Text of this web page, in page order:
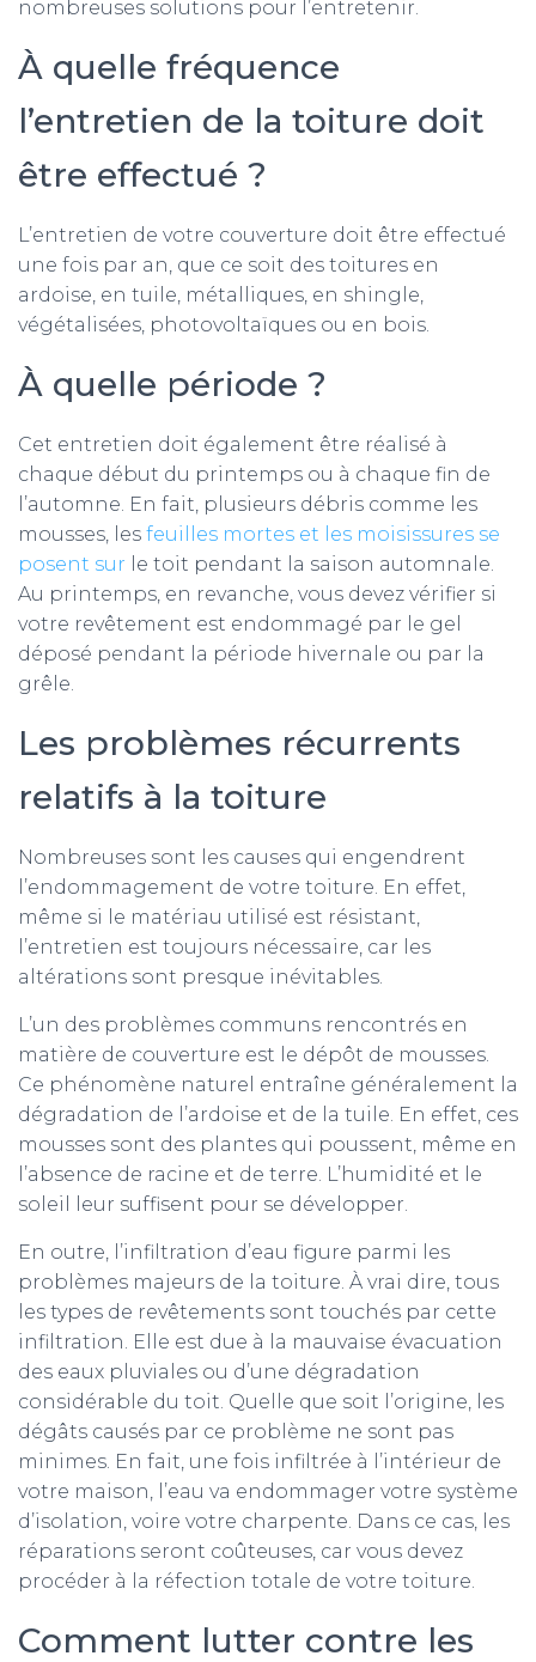
nombreuses solutions pour l’entretenir.
À quelle fréquence
l’entretien de la toiture doit
être effectué ?
L’entretien de votre couverture doit être effectué
une fois par an, que ce soit des toitures en
ardoise, en tuile, métalliques, en shingle,
végétalisées, photovoltaïques ou en bois.
À quelle période ?
Cet entretien doit également être réalisé à
chaque début du printemps ou à chaque fin de
l’automne. En fait, plusieurs débris comme les
mousses, les feuilles mortes et les moisissures se
posent sur le toit pendant la saison automnale.
Au printemps, en revanche, vous devez vérifier si
votre revêtement est endommagé par le gel
déposé pendant la période hivernale ou par la
grêle.
Les problèmes récurrents
relatifs à la toiture
Nombreuses sont les causes qui engendrent
l’endommagement de votre toiture. En effet,
même si le matériau utilisé est résistant,
l’entretien est toujours nécessaire, car les
altérations sont presque inévitables.
L’un des problèmes communs rencontrés en
matière de couverture est le dépôt de mousses.
Ce phénomène naturel entraîne généralement la
dégradation de l’ardoise et de la tuile. En effet, ces
mousses sont des plantes qui poussent, même en
l’absence de racine et de terre. L’humidité et le
soleil leur suffisent pour se développer.
En outre, l’infiltration d’eau figure parmi les
problèmes majeurs de la toiture. À vrai dire, tous
les types de revêtements sont touchés par cette
infiltration. Elle est due à la mauvaise évacuation
des eaux pluviales ou d’une dégradation
considérable du toit. Quelle que soit l’origine, les
dégâts causés par ce problème ne sont pas
minimes. En fait, une fois infiltrée à l’intérieur de
votre maison, l’eau va endommager votre système
d’isolation, voire votre charpente. Dans ce cas, les
réparations seront coûteuses, car vous devez
procéder à la réfection totale de votre toiture.
Comment lutter contre les